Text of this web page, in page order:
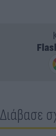
Διάβασε